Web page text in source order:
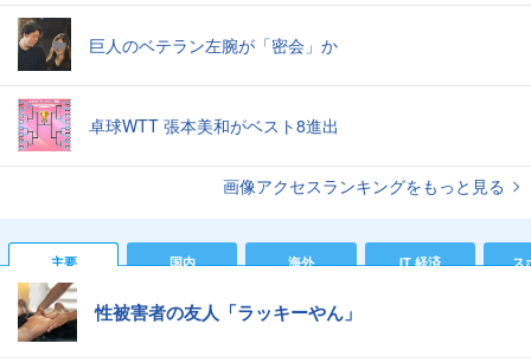
巨人のベテラン左腕が「密会」か
卓球WTT 張本美和がベスト8進出
画像アクセスランキングをもっと見る
主要 国内 海外 IT 経済 ス
性被害者の友人「ラッキーやん」